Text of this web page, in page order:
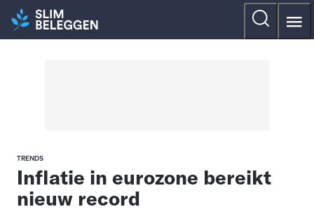
TRENDS
Inflatie in eurozone bereikt
nieuw record